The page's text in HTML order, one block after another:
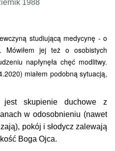
1988
studiującą medycynę - o
Mówiłem jej też o osobistych
napłynęła chęć modlitwy.
miałem podobną sytuacją,
skupienie duchowe z
w odosobnieniu (nawet
pokój i słodycz zalewają
Boga Ojca.